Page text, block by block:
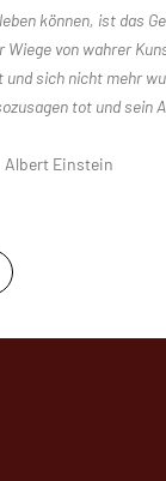
können, ist das
Wiege von wahrer
und sich nicht mehr
tot und sein
Albert Einstein